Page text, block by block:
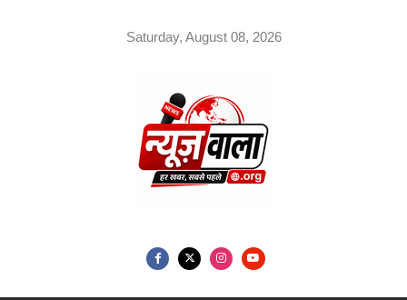
Saturday, August 08, 2026